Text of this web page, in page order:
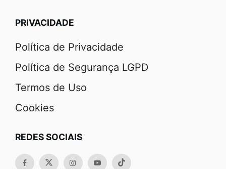
PRIVACIDADE
Política de Privacidade
Política de Segurança LGPD
Termos de Uso
Cookies
REDES SOCIAIS